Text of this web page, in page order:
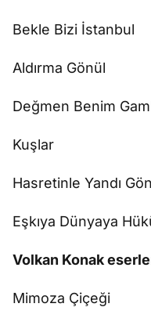
Bekle Bizi İstanbul
Aldırma Gönül
Değmen Benim
Kuşlar
Hasretinle Yandı
Eşkıya Dünyaya
Volkan Konak
Mimoza Çiçeği